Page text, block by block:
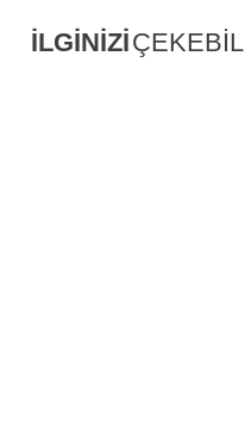
İLGİNİZİ